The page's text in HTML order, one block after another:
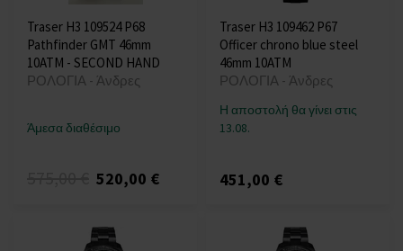
Traser H3 109524 P68
Pathfinder GMT 46mm
10ATM - SECOND HAND
ΡΟΛΟΓΙΑ - Άνδρες
Άμεσα διαθέσιμο
520,00 €
Traser H3 109462 P67
Officer chrono blue steel
46mm 10ATM
ΡΟΛΟΓΙΑ - Άνδρες
Η αποστολή θα γίνει στις
13.08.
451,00 €